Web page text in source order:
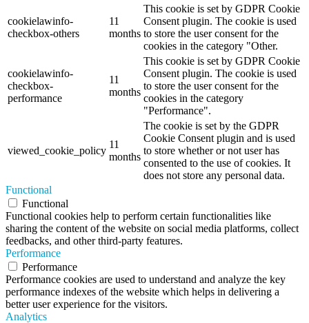
cookielawinfo-
checkbox-others
11
months
This cookie is set by GDPR Cookie
Consent plugin. The cookie is used
to store the user consent for the
cookies in the category "Other.
cookielawinfo-
checkbox-
performance
11
months
This cookie is set by GDPR Cookie
Consent plugin. The cookie is used
to store the user consent for the
cookies in the category
"Performance".
viewed_cookie_policy
11
months
The cookie is set by the GDPR
Cookie Consent plugin and is used
to store whether or not user has
consented to the use of cookies. It
does not store any personal data.
Functional
Functional
Functional cookies help to perform certain functionalities like
sharing the content of the website on social media platforms, collect
feedbacks, and other third-party features.
Performance
Performance
Performance cookies are used to understand and analyze the key
performance indexes of the website which helps in delivering a
better user experience for the visitors.
Analytics